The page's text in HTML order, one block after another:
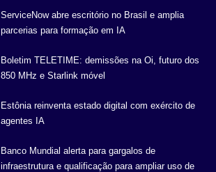
ServiceNow abre escritório no Brasil e amplia
parcerias para formação em IA
Boletim TELETIME: demissões na Oi, futuro dos
850 MHz e Starlink móvel
Estônia reinventa estado digital com exército de
agentes IA
Banco Mundial alerta para gargalos de
infraestrutura e qualificação para ampliar uso de